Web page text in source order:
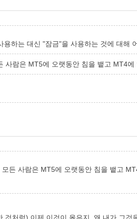
용하는 대신 "잠금"을 사용하는 것에 대해
사람은 MT5에 오랫동안 침을 뱉고 MT4에
든 사람은 MT5에 오랫동안 침을 뱉고